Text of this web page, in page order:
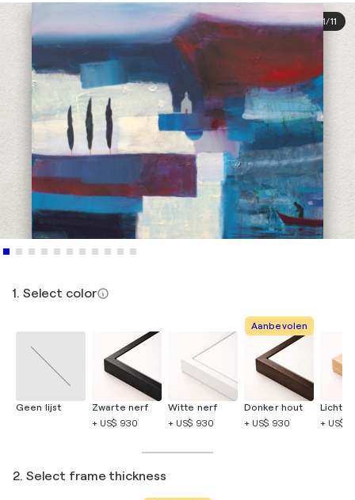
1/11
1. Select color
Geen lijst
Zwarte nerf
+ US$ 930
Witte nerf
+ US$ 930
Aanbevolen
Donker hout
+ US$ 930
Licht
+ US$
2. Select frame thickness